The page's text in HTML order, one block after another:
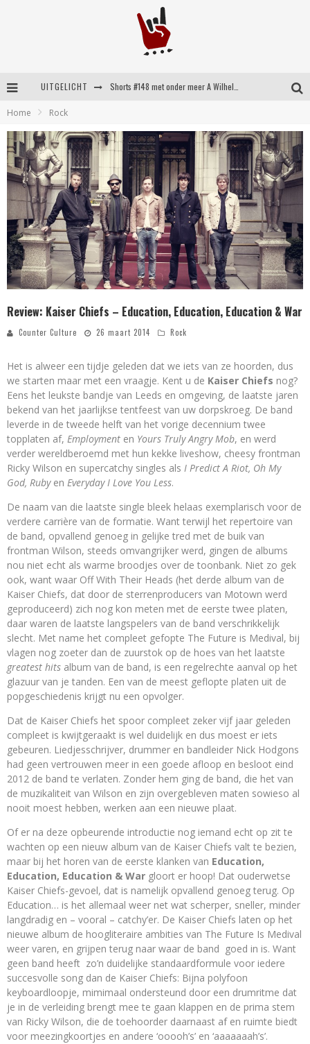
UITGELICHT
Britse emorockers van Basement maken tweede comeback met het indrukwekkende ‘Wired’
Shorts #149 met onder meer No Cure, Eva Under Fire, The Hu en Sleeping With Sirens
Home Rock
Review: Kaiser Chiefs – Education, Education, Education & War
Counter Culture 26 maart 2014 Rock
Het is alweer een tijdje geleden dat we iets van ze hoorden, dus
we starten maar met een vraagje. Kent u de Kaiser Chiefs nog?
Eens het leukste bandje van Leeds en omgeving, de laatste jaren
bekend van het jaarlijkse tentfeest van uw dorpskroeg. De band
leverde in de tweede helft van het vorige decennium twee
topplaten af, Employment en Yours Truly Angry Mob, en werd
verder wereldberoemd met hun kekke liveshow, cheesy frontman
Ricky Wilson en supercatchy singles als I Predict A Riot, Oh My
God, Rubyen Everyday I Love You Less.
De naam van die laatste single bleek helaas exemplarisch voor de
verdere carrière van de formatie. Want terwijl het repertoire van
de band, opvallend genoeg in gelijke tred met de buik van
frontman Wilson, steeds omvangrijker werd, gingen de albums
nou niet echt als warme broodjes over de toonbank. Niet zo gek
ook, want waar Off With Their Heads (het derde album van de
Kaiser Chiefs, dat door de sterrenproducers van Motown werd
geproduceerd) zich nog kon meten met de eerste twee platen,
daar waren de laatste langspelers van de band verschrikkelijk
slecht. Met name het compleet gefopte The Future is Medival, bij
vlagen nog zoeter dan de zuurstok op de hoes van het laatste
greatest hits album van de band, is een regelrechte aanval op het
glazuur van je tanden. Een van de meest geflopte platen uit de
popgeschiedenis krijgt nu een opvolger.
Dat de Kaiser Chiefs het spoor compleet zeker vijf jaar geleden
compleet is kwijtgeraakt is wel duidelijk en dus moest er iets
gebeuren. Liedjesschrijver, drummer en bandleider Nick Hodgons
had geen vertrouwen meer in een goede afloop en besloot eind
2012 de band te verlaten. Zonder hem ging de band, die het van
de muzikaliteit van Wilson en zijn overgebleven maten sowieso al
nooit moest hebben, werken aan een nieuwe plaat.
Of er na deze opbeurende introductie nog iemand echt op zit te
wachten op een nieuw album van de Kaiser Chiefs valt te bezien,
maar bij het horen van de eerste klanken van Education,
Education, Education & War gloort er hoop! Dat ouderwetse
Kaiser Chiefs-gevoel, dat is namelijk opvallend genoeg terug. Op
Education… is het allemaal weer net wat scherper, sneller, minder
langdradig en – vooral – catchy’er. De Kaiser Chiefs laten op het
nieuwe album de hoogliteraire ambities van The Future Is Medival
weer varen, en grijpen terug naar waar de band goed in is. Want
geen band heeft zo’n duidelijke standaardformule voor iedere
succesvolle song dan de Kaiser Chiefs: Bijna polyfoon
keyboardloopje, mimimaal ondersteund door een drumritme dat
je in de verleiding brengt mee te gaan klappen en de prima stem
van Ricky Wilson, die de toehoorder daarnaast af en ruimte biedt
voor meezingkoortjes en andere ‘ooooh’s’ en ‘aaaaaaah’s’.